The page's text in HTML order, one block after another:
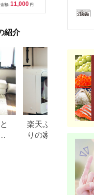
電器 OWL-
額: 11,000 円
紹介
楽天ふるさと納税
りの家電探し。お